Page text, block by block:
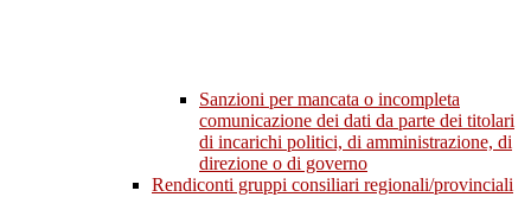
Sanzioni per mancata o incompleta
comunicazione dei dati da parte dei titolari
di incarichi politici, di amministrazione, di
direzione o di governo
Rendiconti gruppi consiliari regionali/provinciali